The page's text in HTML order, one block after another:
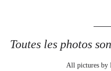
Toutes les photos
All pictures by